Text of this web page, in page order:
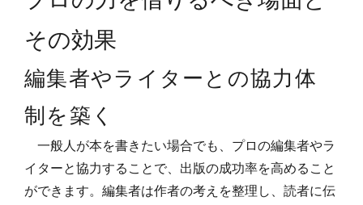
その効果
編集者やライターとの協力体
制を築く
一般人が本を書きたい場合でも、プロの編集者やラ
イターと協力することで、出版の成功率を高めること
ができます。編集者は作者の考えを整理し、読者に伝